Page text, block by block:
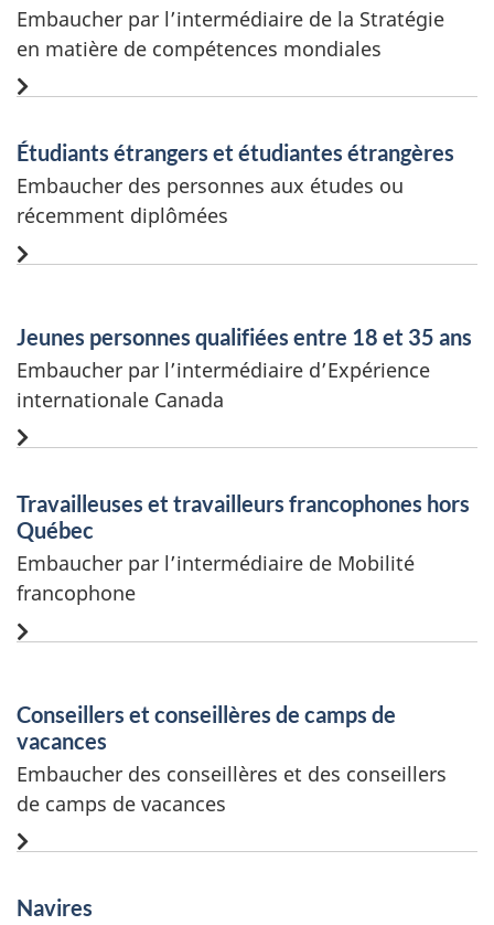
Embaucher par l’intermédiaire de la Stratégie
en matière de compétences mondiales
Étudiants étrangers et étudiantes étrangères
Embaucher des personnes aux études ou
récemment diplômées
Jeunes personnes qualifiées entre 18 et 35 ans
Embaucher par l’intermédiaire d’Expérience
internationale Canada
Travailleuses et travailleurs francophones hors
Québec
Embaucher par l’intermédiaire de Mobilité
francophone
Conseillers et conseillères de camps de
vacances
Embaucher des conseillères et des conseillers
de camps de vacances
Navires